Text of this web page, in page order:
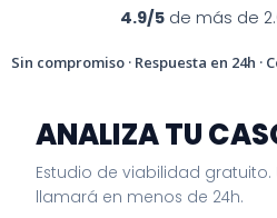
4.9/5de más de
Sin compromiso · Respuesta en 24h ·
ANALIZA TU
Estudio de viabilidad
llamará en menos de 24h.